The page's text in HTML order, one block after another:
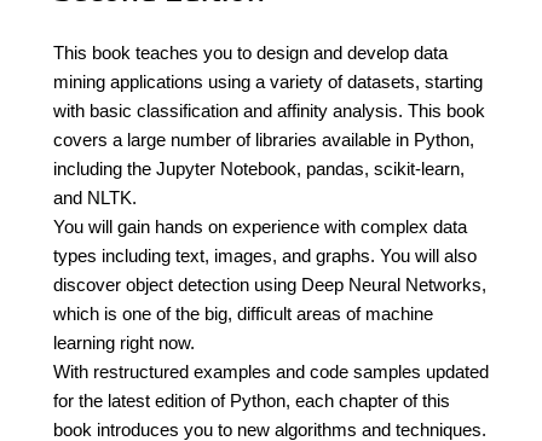
This book teaches you to design and develop data
mining applications using a variety of datasets, starting
with basic classification and affinity analysis. This book
covers a large number of libraries available in Python,
including the Jupyter Notebook, pandas, scikit-learn,
and NLTK.
You will gain hands on experience with complex data
types including text, images, and graphs. You will also
discover object detection using Deep Neural Networks,
which is one of the big, difficult areas of machine
learning right now.
With restructured examples and code samples updated
for the latest edition of Python, each chapter of this
book introduces you to new algorithms and techniques.